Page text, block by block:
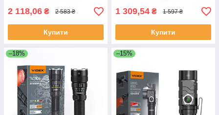
2 118,06 ₴ 2 583 ₴
Купити
1 309,54 ₴ 1 597 ₴
Купити
–18% –15%